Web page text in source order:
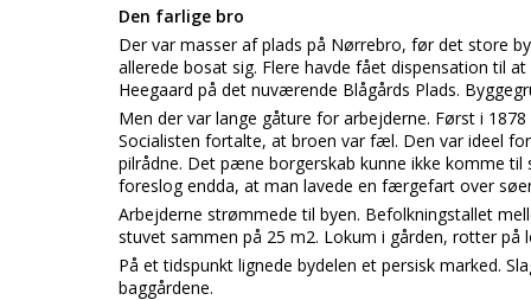
Den farlige bro
Der var masser af plads på Nørrebro, før det store
allerede bosat sig. Flere havde fået dispensation til
Heegaard på det nuværende Blågårds Plads.
Men der var lange gåture for arbejderne. Først i
Socialisten fortalte, at broen var fæl. Den var ideel
pilrådne. Det pæne borgerskab kunne ikke komme
foreslog endda, at man lavede en færgefart over
Arbejderne strømmede til byen. Befolkningstallet
stuvet sammen på 25 m2. Lokum i gården, rotter
På et tidspunkt lignede bydelen et persisk marked.
baggårdene.